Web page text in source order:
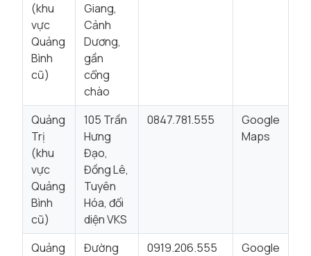
(khu
vực
Quảng
Bình
cũ)
Giang,
Cảnh
Dương,
gần
cổng
chào
Quảng
Trị
(khu
vực
Quảng
Bình
cũ)
105 Trần
Hưng
Đạo,
Đồng Lê,
Tuyên
Hóa, đối
diện VKS
0847.781.555
Google
Maps
Quảng
Đường
0919.206.555
Google